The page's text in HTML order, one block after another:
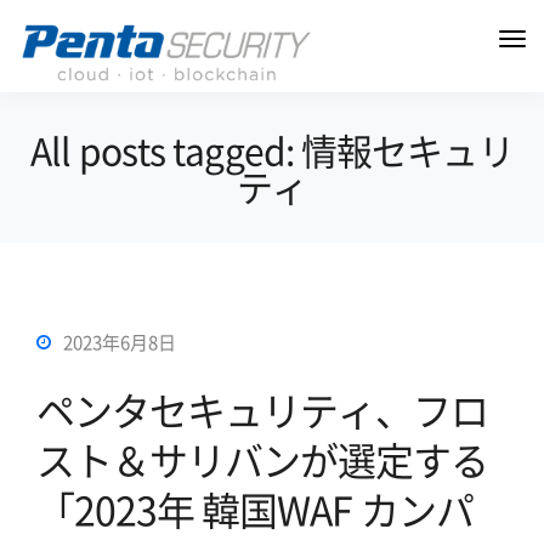
All posts tagged: 情報セキュリ
ティ
2023年6月8日
ペンタセキュリティ、フロ
スト＆サリバンが選定する
「2023年 韓国WAF カンパ